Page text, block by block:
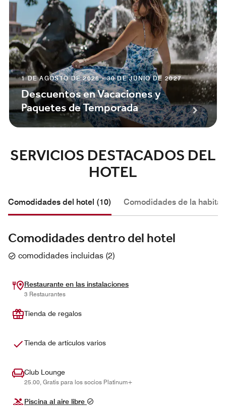
1 DE AGOSTO DE 2026 - 30 DE JUNIO DE 2027
Descuentos en Vacaciones y
Paquetes de Temporada
SERVICIOS DESTACADOS DEL
HOTEL
Comodidades del hotel (10) Comodidades de la
Comodidades dentro del hotel
comodidades incluidas (2)
Restaurante en las instalaciones
3 Restaurantes
Tienda de regalos
Tienda de artículos varios
Club Lounge
25.00, Gratis para los socios Platinum+
Piscina al aire libre